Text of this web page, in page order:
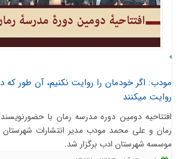
مودب: اگر خودمان را روایت نکنیم، آن طور که
روایت میکنند
افتتاحیه دومین دوره مدرسه رمان با
رمان و علی محمد مودب مدیر انتشارات
موسسه شهرستان ادب برگزار شد.